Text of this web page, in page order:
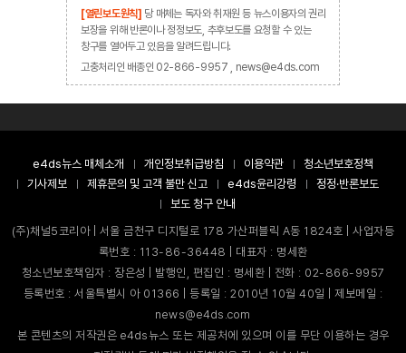
[열린보도원칙] 당 매체는 독자와 취재원 등 뉴스이용자의 권리
보장을 위해 반론이나 정정보도, 추후보도를 요청할 수 있는
창구를 열어두고 있음을 알려드립니다.
고충처리인 배종인 02-866-9957 , news@e4ds.com
e4ds뉴스 매체소개 개인정보취급방침 이용약관
청소년보호정책
기사제보
제휴문의 및 고객 불만 신고 e4ds윤리강령
정정·반론보도
보도 청구 안내
(주)채널5코리아 | 서울 금천구 디지털로 178 가산퍼블릭 A동 1824호 | 사업자등
록번호 : 113-86-36448 | 대표자 : 명세환
청소년보호책임자 : 장은성 | 발행인, 편집인 : 명세환 | 전화 : 02-866-9957
등록번호 : 서울특별시 아 01366 | 등록일 : 2010년 10월 40일 | 제보메일 :
news@e4ds.com
본 콘텐츠의 저작권은 e4ds뉴스 또는 제공처에 있으며 이를 무단 이용하는 경우